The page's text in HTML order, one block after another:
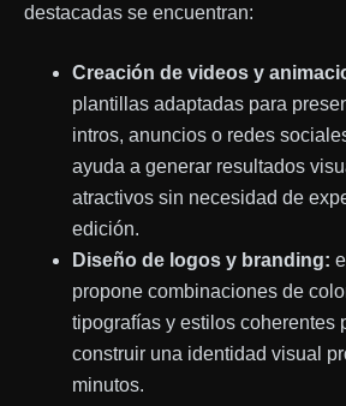
destacadas se encuentran:
Creación de videos y
plantillas adaptadas para
intros, anuncios o redes
ayuda a generar resultados
atractivos sin necesidad de
edición.
Diseño de logos y branding:
propone combinaciones de
tipografías y estilos coherentes
construir una identidad visual
minutos.